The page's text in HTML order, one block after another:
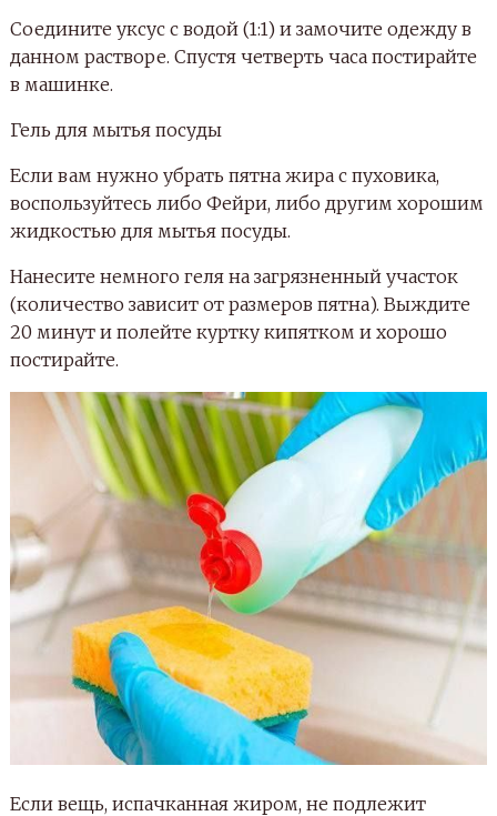
Соедините уксус с водой (1:1) и замочите одежду в
данном растворе. Спустя четверть часа постирайте
в машинке.
Гель для мытья посуды
Если вам нужно убрать пятна жира с пуховика,
воспользуйтесь либо Фейри, либо другим хорошим
жидкостью для мытья посуды.
Нанесите немного геля на загрязненный участок
(количество зависит от размеров пятна). Выждите
20 минут и полейте куртку кипятком и хорошо
постирайте.
Если вещь, испачканная жиром, не подлежит